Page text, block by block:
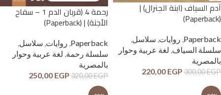
آدم السياف (ابنة الجنرال) |
(Paperback)
Paperback
, روايات, سلاسل,
سلسلة السياف, لغة عربية وحوار
بالمصرية
300,00EGP
220,00 EGP
رحمة 4 (قربان الدم 1 – سفاح
الأجنة) | (Paperback)
Paperback
, روايات, سلاسل,
سلسلة رحمة, لغة عربية وحوار
بالمصرية
320,00EGP
250,00 EGP